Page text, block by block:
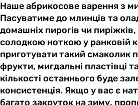
Наше абрикосове варення з
Пасуватиме до млинців та
домашніх пирогів чи
солодкою ноткою у ранковій
приготувати такий смаколик
фрукти, мигдальні пластівці
кількості останнього буде
консистенція. Якщо у вас є
багато закруток на зиму,